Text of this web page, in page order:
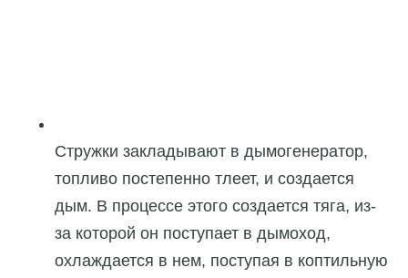
Стружки закладывают в дымогенератор,
топливо постепенно тлеет, и создается
дым. В процессе этого создается тяга, из-
за которой он поступает в дымоход,
охлаждается в нем, поступая в коптильную